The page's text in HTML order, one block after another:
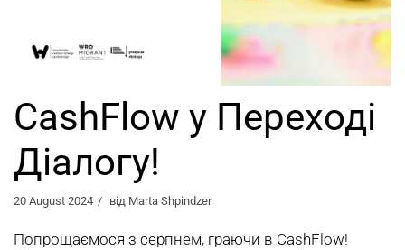
CashFlow у Переході
Діалогу!
20 August 2024 від Marta Shpindzer
Попрощаємося з серпнем, граючи в CashFlow!